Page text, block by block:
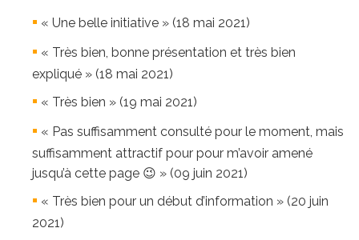
« Une belle initiative » (18 mai 2021)
« Très bien, bonne présentation et très bien
expliqué » (18 mai 2021)
« Très bien » (19 mai 2021)
« Pas suffisamment consulté pour le moment, mais
suffisamment attractif pour pour m’avoir amené
jusqu’à cette page 😉 » (09 juin 2021)
« Très bien pour un début d’information » (20 juin
2021)